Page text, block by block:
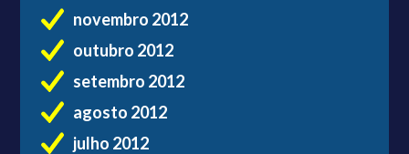
novembro 2012
outubro 2012
setembro 2012
agosto 2012
julho 2012